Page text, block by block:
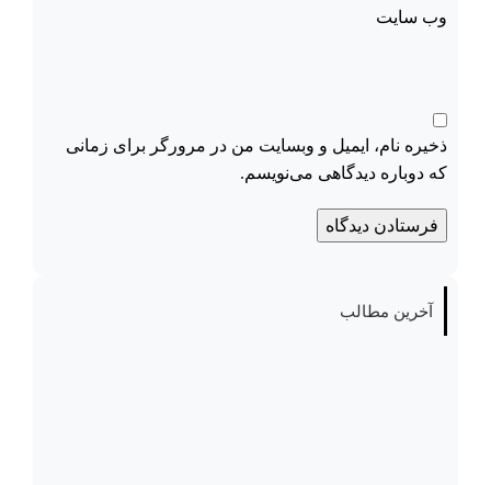
وب‌ سایت
ذخیره نام، ایمیل و وبسایت من در مرورگر برای زمانی
که دوباره دیدگاهی می‌نویسم.
آخرین مطالب